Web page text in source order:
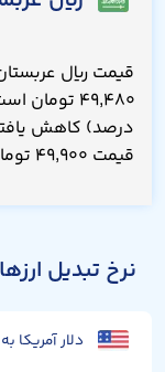
درصد) کاهش
قیمت ۴۹,۹۰۰ تومان معامله می‌شد.
نرخ تبدیل
دلار آمریکا